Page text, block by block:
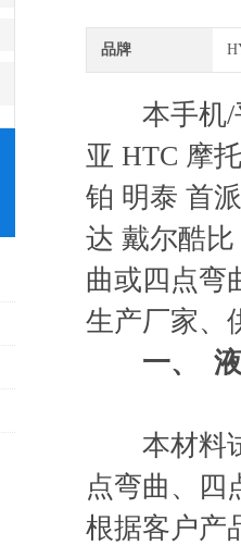
品牌
本手机/平
亚 HTC 摩
铂 明泰 首
达 戴尔酷
曲或四点弯
生产厂家、
一、
本材料试
点弯曲、四
根据客户产